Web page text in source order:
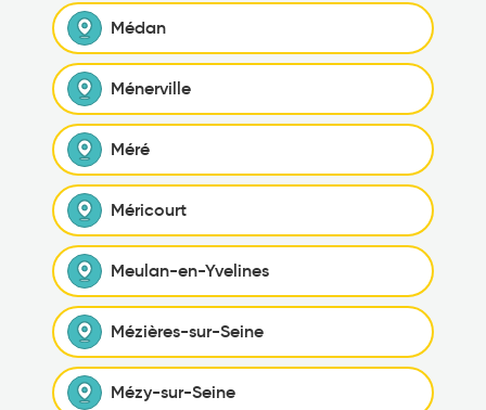
Médan
Ménerville
Méré
Méricourt
Meulan-en-Yvelines
Mézières-sur-Seine
Mézy-sur-Seine